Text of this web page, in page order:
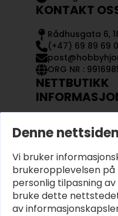
KONTAKT
Rådhusgata 6,
(+47) 69 89 69
ORG NR :
NETTBUTIKK
OM OSS
KJØPSVILKÅR OG
PERSONVERN
Denne
Vi bruker
brukeropplevelsen
personlig tilpasning
bruke dette
av